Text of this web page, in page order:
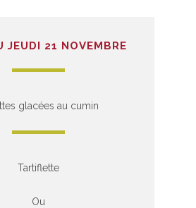
JEUDI 21 NOVEMBRE
glacées au cumin
Tartiflette
Ou